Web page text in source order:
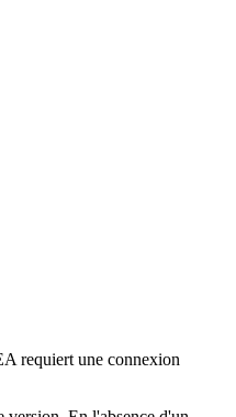
requiert une connexion